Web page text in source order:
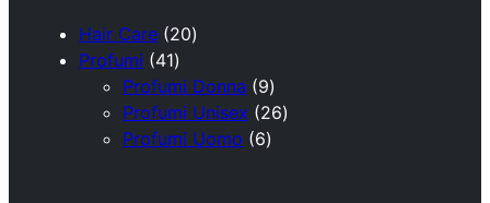
Hair Care 202
p
r
o
Profumi 414
1
p
r
Profumi Donna 99
p
r
Profumi Unisex 262
Profumi Uomo 66